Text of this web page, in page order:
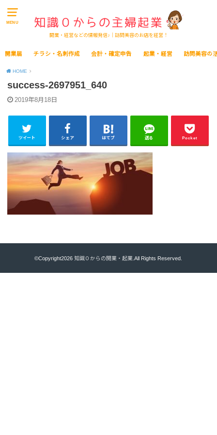
MENU
開業・経営などの情報発信♪｜訪問美容のお店を経営！
開業届 チラシ・名刺作成 会計・確定申告 起業・経営 訪問美容の
HOME
success-2697951_640
2019年8月18日
ツイート シェア はてブ 送る Pocket
©Copyright2026知識０からの開業・起業 .All Rights Reserved.